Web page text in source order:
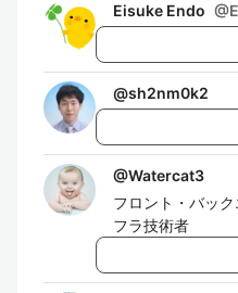
Eisuke Endo @
@sh2nm0k2
@Watercat3
フロント・バッ
フラ技術者